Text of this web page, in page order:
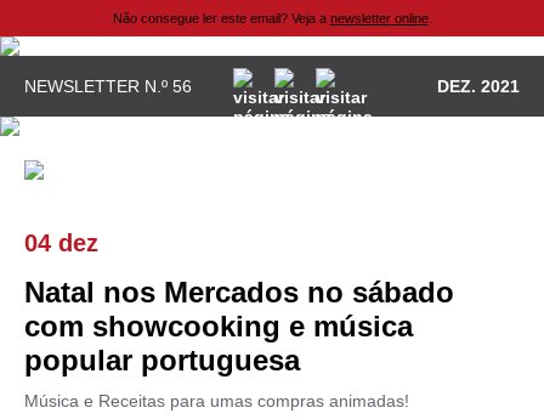
Não consegue ler este email? Veja a newsletter online.
NEWSLETTER N.º 56 DEZ. 2021
04 dez
Natal nos Mercados no sábado
com showcooking e música
popular portuguesa
Música e Receitas para umas compras animadas!